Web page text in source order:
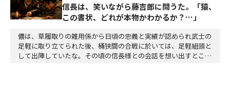
信長は、笑いながら藤吉郎に問うた。「猿、
この書状、どれが本物かわかるか？…」
儂は、草履取りの雑用係から日頃の忠義と実績が認められ武士の
足軽に取り立てられた後、桶狭間の合戦に於いては、足軽組頭と
して出陣していたな。その頃の信長様との会話を想い出すとこん